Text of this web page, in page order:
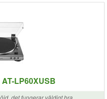
LP60XUSB
det fungerar väldigt bra